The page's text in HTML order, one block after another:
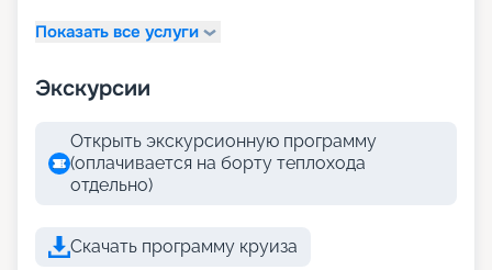
Показать все услуги
Экскурсии
Открыть экскурсионную программу
(оплачивается на борту теплохода
отдельно)
Скачать программу круиза